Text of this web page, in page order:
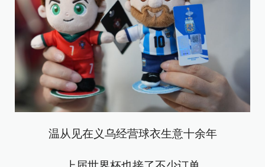
温从见在义乌经营球衣生意十余年